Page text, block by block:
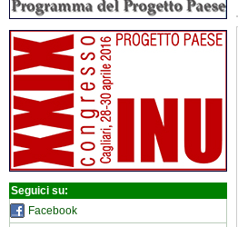
Seguici su:
Facebook